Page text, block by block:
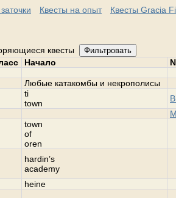
Квесты на опыт
Квесты Gracia
квесты Фильтровать
Начало
Любые катакомбы и некрополисы
ti
town
town
of
oren
hardin’s
academy
heine